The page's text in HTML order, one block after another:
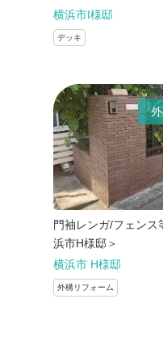
横浜市I様邸
デッキ
門袖レンガ/フェンス
浜市H様邸＞
横浜市 H様邸
外構リフォーム